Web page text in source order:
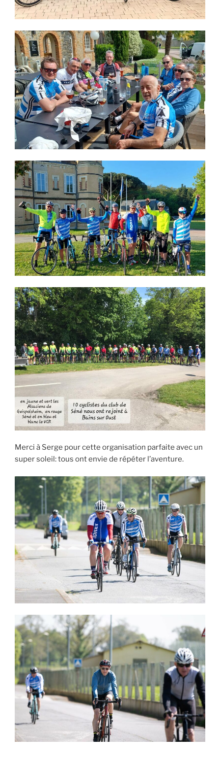
Merci à Serge pour cette organisation parfaite avec un
super soleil: tous ont envie de répéter l’aventure.